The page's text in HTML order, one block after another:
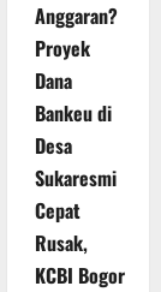
Anggaran?
Proyek
Dana
Bankeu di
Desa
Sukaresmi
Cepat
Rusak,
KCBI Bogor